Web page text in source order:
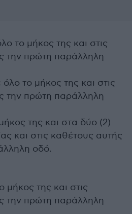
το μήκος της και στις
την πρώτη παράλληλη
το μήκος της και στις
την πρώτη παράλληλη
της και στα δύο (2)
και στις καθέτους αυτής
οδό.
της και στις
την πρώτη παράλληλη